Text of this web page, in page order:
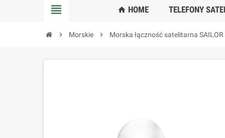
view_headline home HOME TELEFONY
chevron_right Morskie chevron_right Morska łączność satelitarna SAILOR